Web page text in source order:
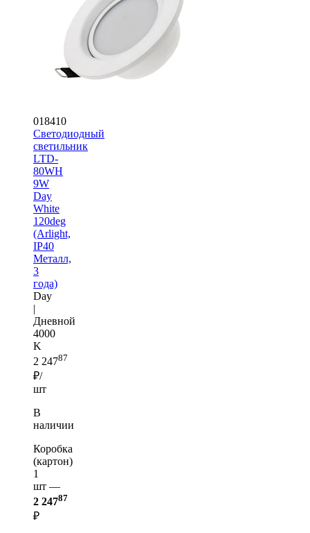
018410
Светодиодный
светильник
LTD-
80WH
9W
Day
White
120deg
(Arlight,
IP40
Металл,
3
года)
Day
|
Дневной
4000
K
2 24787
₽/
шт
В
наличии
Коробка
(картон)
1
шт —
2 24787
₽